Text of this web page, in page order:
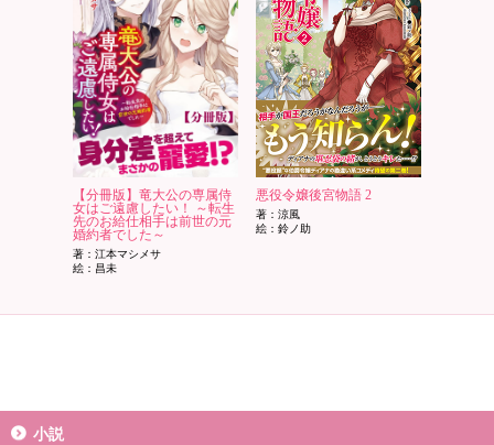
【分冊版】竜大公の専属侍
女はご遠慮したい！ ～転生
先のお給仕相手は前世の元
婚約者でした～
著：江本マシメサ
絵：昌未
悪役令嬢後宮物語 2
著：涼風
絵：鈴ノ助
小説